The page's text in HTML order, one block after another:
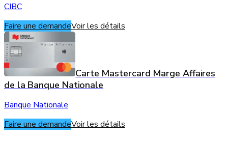
CIBC
Faire une demandeVoir les détails
Carte Mastercard Marge Affaires
de la Banque Nationale
Banque Nationale
Faire une demandeVoir les détails